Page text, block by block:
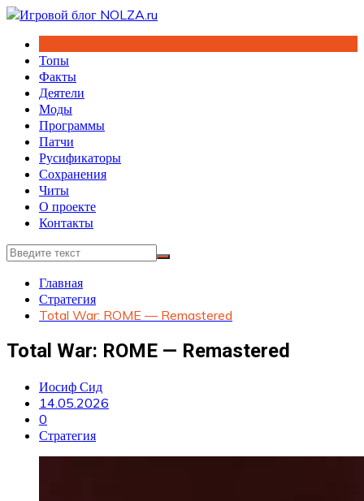
Перейти
содержимому
Топы
Факты
Деятели
Моды
Программы
Патчи
Русификаторы
Сохранения
Читы
О проекте
Контакты
Главная
Стратегия
Total War: ROME — Remastered
Total War: ROME — Remastered
Иосиф Сид
14.05.2026
0
Стратегия